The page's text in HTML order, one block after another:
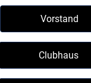
Vorstand
Clubhaus